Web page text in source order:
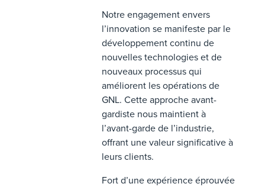
Notre engagement envers
l’innovation se manifeste par le
développement continu de
nouvelles technologies et de
nouveaux processus qui
améliorent les opérations de
GNL. Cette approche avant-
gardiste nous maintient à
l’avant-garde de l’industrie,
offrant une valeur significative à
leurs clients.
Fort d’une expérience éprouvée